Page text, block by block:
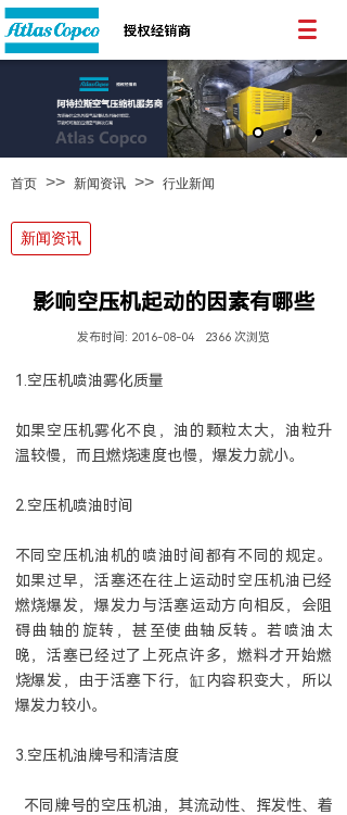
首页 >> 新闻资讯 >> 行业新闻
新闻资讯
影响空压机起动的因素有哪些
发布时间: 2016-08-04 2366 次浏览
1.空压机喷油雾化质量
如果空压机雾化不良，油的颗粒太大，油粒升
温较慢，而且燃烧速度也慢，爆发力就小。
2.空压机喷油时间
不同空压机油机的喷油时间都有不同的规定。
如果过早，活塞还在往上运动时空压机油已经
燃烧爆发，爆发力与活塞运动方向相反，会阻
碍曲轴的旋转，甚至使曲轴反转。若喷油太
晚，活塞已经过了上死点许多，燃料才开始燃
烧爆发，由于活塞下行，缸内容积变大，所以
爆发力较小。
3.空压机油牌号和清洁度
不同牌号的空压机油，其流动性、挥发性、着